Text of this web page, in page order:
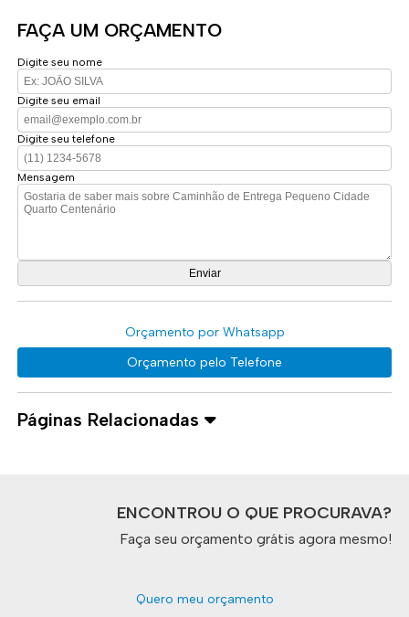
FAÇA UM ORÇAMENTO
Digite seu nome
Digite seu email
Digite seu telefone
Mensagem
Orçamento por Whatsapp
Orçamento pelo Telefone
Páginas Relacionadas
ENCONTROU O QUE PROCURAVA?
Faça seu orçamento grátis agora mesmo!
Quero meu orçamento